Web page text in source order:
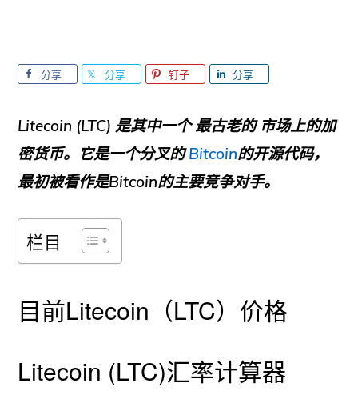
分享 分享 钉子 分享
Litecoin (LTC) 是其中一个最古老的市场上的加
密货币。它是一个分叉的Bitcoin的开源代码，
最初被看作是Bitcoin的主要竞争对手。
栏目
目前Litecoin（LTC）价格
Litecoin (LTC)汇率计算器